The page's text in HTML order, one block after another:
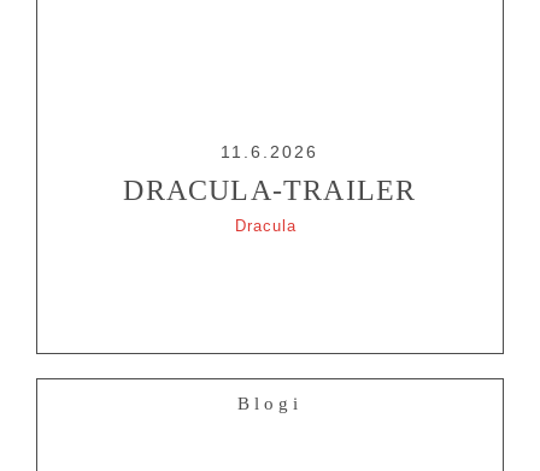
11.6.2026
DRACULA-TRAILER
Dracula
Blogi